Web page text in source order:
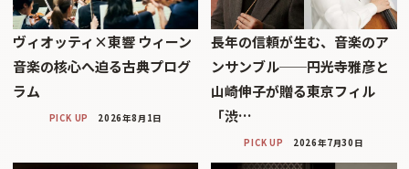
ヴィオッティ×東響 ウィーン
音楽の核心へ迫る古典プログ
ラム
PICK UP 2026年8月1日
長年の信頼が生む、音楽のア
ンサンブル──円光寺雅彦と
山崎伸子が贈る東京フィル
「渋…
PICK UP 2026年7月30日